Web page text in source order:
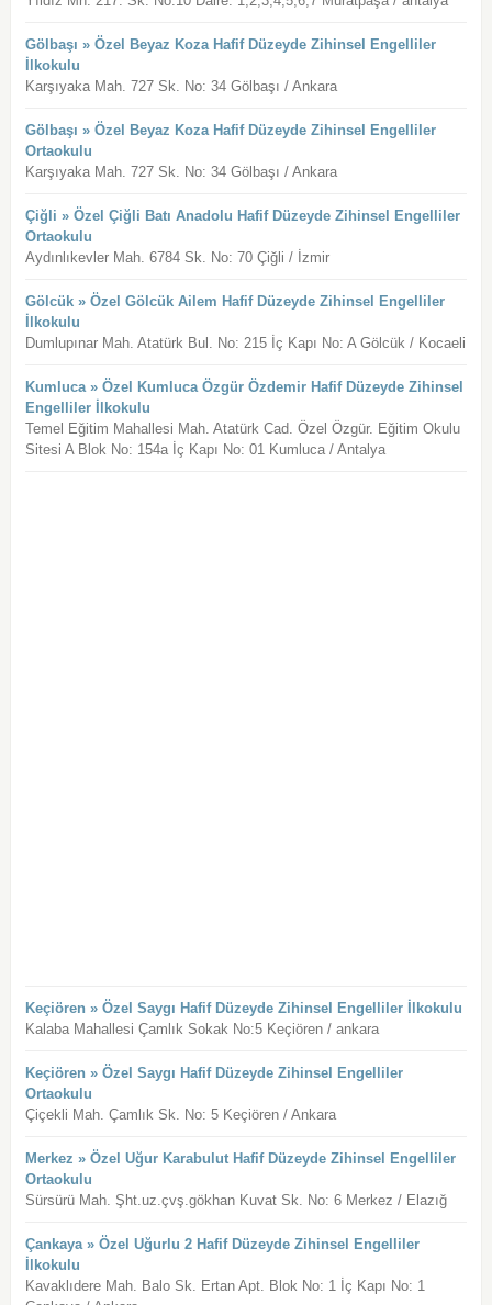
Gölbaşı » Özel Beyaz Koza Hafif Düzeyde Zihinsel Engelliler
İlkokulu
Karşıyaka Mah. 727 Sk. No: 34 Gölbaşı / Ankara
Gölbaşı » Özel Beyaz Koza Hafif Düzeyde Zihinsel Engelliler
Ortaokulu
Karşıyaka Mah. 727 Sk. No: 34 Gölbaşı / Ankara
Çiğli » Özel Çiğli Batı Anadolu Hafif Düzeyde Zihinsel Engelliler
Ortaokulu
Aydınlıkevler Mah. 6784 Sk. No: 70 Çiğli / İzmir
Gölcük » Özel Gölcük Ailem Hafif Düzeyde Zihinsel Engelliler
İlkokulu
Dumlupınar Mah. Atatürk Bul. No: 215 İç Kapı No: A Gölcük / Kocaeli
Kumluca » Özel Kumluca Özgür Özdemir Hafif Düzeyde Zihinsel
Engelliler İlkokulu
Temel Eğitim Mahallesi Mah. Atatürk Cad. Özel Özgür. Eğitim Okulu
Sitesi A Blok No: 154a İç Kapı No: 01 Kumluca / Antalya
Keçiören » Özel Saygı Hafif Düzeyde Zihinsel Engelliler İlkokulu
Kalaba Mahallesi Çamlık Sokak No:5 Keçiören / ankara
Keçiören » Özel Saygı Hafif Düzeyde Zihinsel Engelliler
Ortaokulu
Çiçekli Mah. Çamlık Sk. No: 5 Keçiören / Ankara
Merkez » Özel Uğur Karabulut Hafif Düzeyde Zihinsel Engelliler
Ortaokulu
Sürsürü Mah. Şht.uz.çvş.gökhan Kuvat Sk. No: 6 Merkez / Elazığ
Çankaya » Özel Uğurlu 2 Hafif Düzeyde Zihinsel Engelliler
İlkokulu
Kavaklıdere Mah. Balo Sk. Ertan Apt. Blok No: 1 İç Kapı No: 1